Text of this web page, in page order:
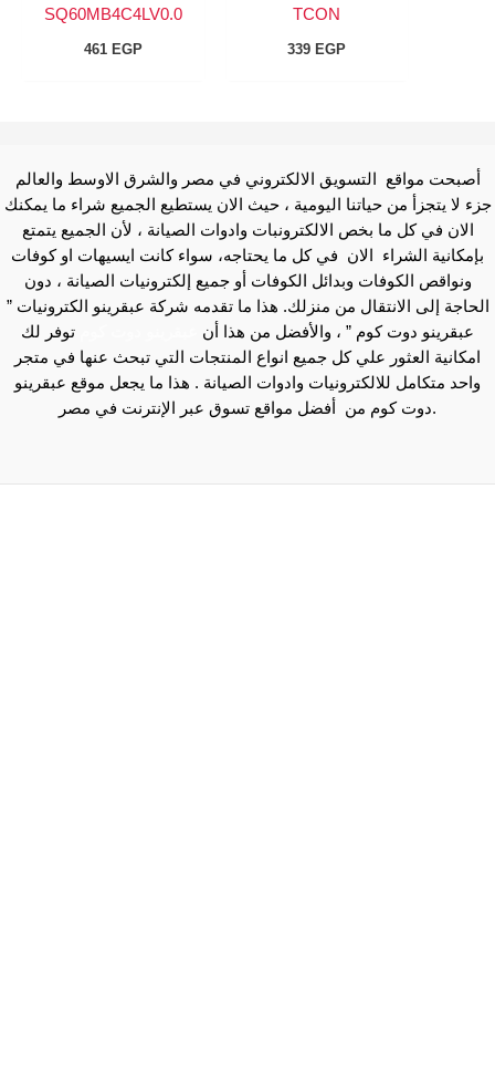
TCON
339EGP
SQ60MB4C4LV0.0
461 EGP
أصبحت مواقع التسويق الالكتروني في مصر والشرق الاوسط والعالم
جزء لا يتجزأ من حياتنا اليومية ، حيث الان يستطيع الجميع شراء ما يمكنك
الان في كل ما بخص الالكترونبات وادوات الصيانة ، لأن الجميع يتمتع
بإمكانية الشراء الان في كل ما يحتاجه، سواء كانت ايسيهات او كوفات
ونواقص الكوفات وبدائل الكوفات أو جميع إلكترونيات الصيانة ، دون
الحاجة إلى الانتقال من منزلك. هذا ما تقدمه شركة عبقرينو الكترونيات ”
عبقرينو دوت كوم ” ، والأفضل من هذا أن
توفر لك
امكانية العثور علي كل جميع انواع المنتجات التي تبحث عنها في متجر
واحد متكامل للالكترونيات وادوات الصيانة . هذا ما يجعل موقع عبقرينو
دوت كوم من أفضل مواقع تسوق عبر الإنترنت في مصر.